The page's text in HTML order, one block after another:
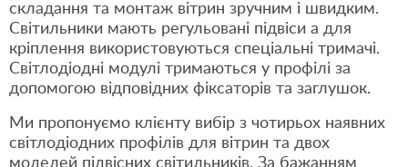
складання та монтаж вітрин зручним і швидким.
Світильники мають регульовані підвіси а для
кріплення використовуються спеціальні тримачі.
Світлодіодні модулі тримаються у профілі за
допомогою відповідних фіксаторів та заглушок.
Ми пропонуємо клієнту вибір з чотирьох наявних
світлодіодних профілів для вітрин та двох
моделей підвісних світильників. За бажанням